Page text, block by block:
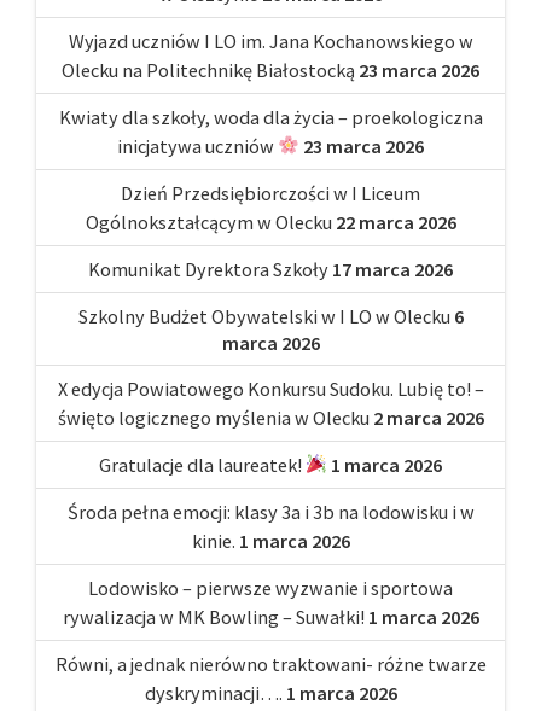
Wyjazd uczniów I LO im. Jana Kochanowskiego w
Olecku na Politechnikę Białostocką 23 marca 2026
Kwiaty dla szkoły, woda dla życia – proekologiczna
inicjatywa uczniów
23 marca 2026
Dzień Przedsiębiorczości w I Liceum
Ogólnokształcącym w Olecku 22 marca 2026
Komunikat Dyrektora Szkoły 17 marca 2026
Szkolny Budżet Obywatelski w I LO w Olecku 6
marca 2026
X edycja Powiatowego Konkursu Sudoku. Lubię to! –
święto logicznego myślenia w Olecku 2 marca 2026
Gratulacje dla laureatek!
1 marca 2026
Środa pełna emocji: klasy 3a i 3b na lodowisku i w
kinie. 1 marca 2026
Lodowisko – pierwsze wyzwanie i sportowa
rywalizacja w MK Bowling – Suwałki! 1 marca 2026
Równi, a jednak nierówno traktowani- różne twarze
dyskryminacji…. 1 marca 2026